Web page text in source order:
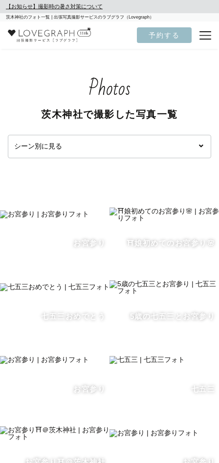
【お知らせ】撮影時の暑さ対策について
茨木神社のフォト一覧 | 出張写真撮影サービスのラブグラフ（Lovegraph）
予約する
Photos
茨木神社で撮影した写真一覧
お宮参り ⛩️娘初めてのお宮参り🌸
七五三おめでとう 5歳の七五三とお宮参り
お宮参り 七五三